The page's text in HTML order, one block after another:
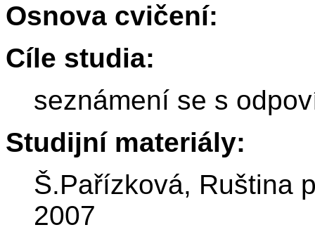
Osnova cvičení:
Cíle studia:
seznámení se s
Studijní materiály:
Š.Pařízková, Ruština
2007